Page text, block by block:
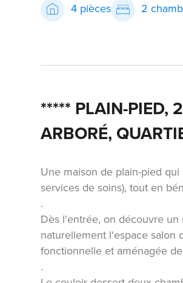
4 pièces 2
***** PLAIN-PIED,
ARBORÉ,
Une maison de plain-pied
services de soins), tout en
.
Dès l'entrée, on découvre
naturellement l'espace salon
fonctionnelle et aménagée de
.